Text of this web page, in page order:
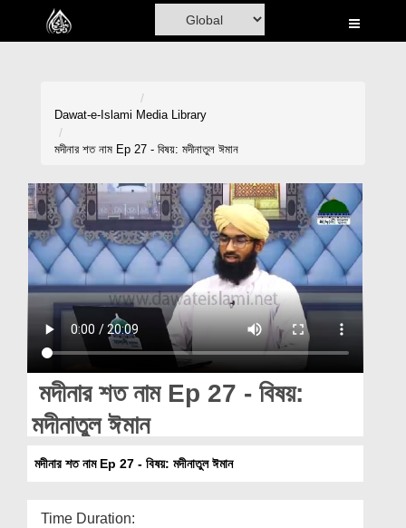
Home
Volunteer Portal
Rohani Ilaj
Donation
Magazine
Departments
Dawat-e-Islami Media Library
মদীনার শত নাম Ep 27 - বিষয়: মদীনাতুল ঈমান
মদীনার শত নাম Ep 27 - বিষয়:
মদীনাতুল ঈমান
মদীনার শত নাম Ep 27 - বিষয়: মদীনাতুল ঈমান
Time Duration: